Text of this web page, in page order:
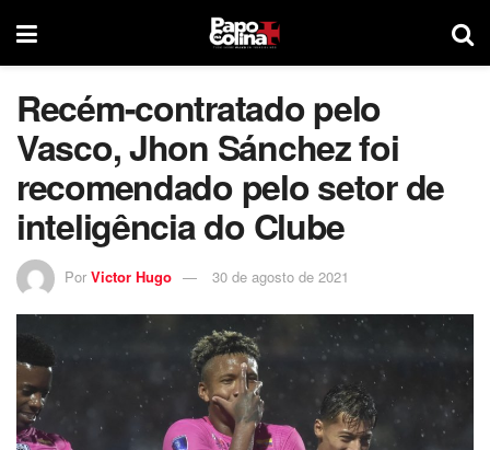
Recém-contratado pelo
Vasco, Jhon Sánchez foi
recomendado pelo setor de
inteligência do Clube
Por Victor Hugo 30 de agosto de 2021